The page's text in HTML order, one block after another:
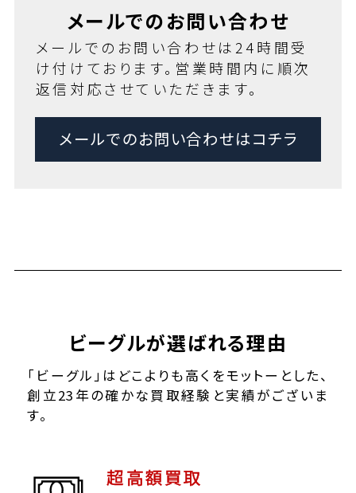
メールでのお問い合わせ
メールでのお問い合わせは24時間受
け付けております。営業時間内に順次
返信対応させていただきます。
メールでのお問い合わせはコチラ
ビーグルが選ばれる理由
「ビーグル」はどこよりも高くをモットーとした、
創立23年の確かな買取経験と実績がございま
す。
超高額買取